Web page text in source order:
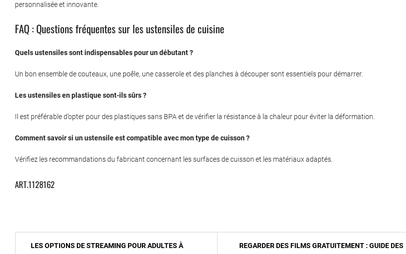
personnalisée et innovante.
FAQ : Questions fréquentes sur les ustensiles de cuisine
Quels ustensiles sont indispensables pour un débutant ?
Un bon ensemble de couteaux, une poêle, une casserole et des planches à découper sont essentiels pour démarrer.
Les ustensiles en plastique sont-ils sûrs ?
Il est préférable d’opter pour des plastiques sans BPA et de vérifier la résistance à la chaleur pour éviter la déformation.
Comment savoir si un ustensile est compatible avec mon type de cuisson ?
Vérifiez les recommandations du fabricant concernant les surfaces de cuisson et les matériaux adaptés.
ART.1128162
Navigation
LES OPTIONS DE STREAMING POUR ADULTES À
REGARDER DES FILMS GRATUITEMENT : GUIDE DES